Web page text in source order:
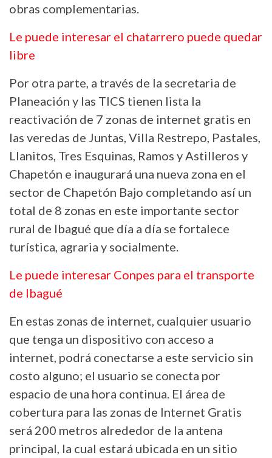
obras complementarias.
Le puede interesar el chatarrero puede quedar
libre
Por otra parte, a través de la secretaria de
Planeación y las TICS tienen lista la
reactivación de 7 zonas de internet gratis en
las veredas de Juntas, Villa Restrepo, Pastales,
Llanitos, Tres Esquinas, Ramos y Astilleros y
Chapetón e inaugurará una nueva zona en el
sector de Chapetón Bajo completando así un
total de 8 zonas en este importante sector
rural de Ibagué que día a día se fortalece
turística, agraria y socialmente.
Le puede interesar Conpes para el transporte
de Ibagué
En estas zonas de internet, cualquier usuario
que tenga un dispositivo con acceso a
internet, podrá conectarse a este servicio sin
costo alguno; el usuario se conecta por
espacio de una hora continua. El área de
cobertura para las zonas de Internet Gratis
será 200 metros alrededor de la antena
principal, la cual estará ubicada en un sitio